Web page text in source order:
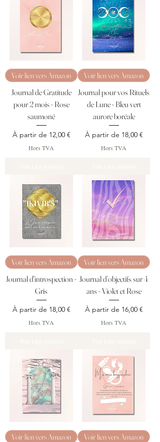
Voir lien vers Amazon
Journal de Gratitude
pour 2 mois - Rose
saumoné
À partir de 12,00 €
Prix promotionnel
Hors TVA
Voir lien vers Amazon
Journal pour vos Rituels
de Lune - Bleu vert
aurore boréale
À partir de 18,00 €
Prix promotionnel
Hors TVA
Voir lien vers Amazon
Journal d'introspection -
Gris
À partir de 18,00 €
Prix promotionnel
Hors TVA
Voir lien vers Amazon
Journal d’objectifs sur 4
ans - Violet et Rose
À partir de 16,00 €
Prix promotionnel
Hors TVA
Voir lien vers Amazon Voir lien vers Amazon